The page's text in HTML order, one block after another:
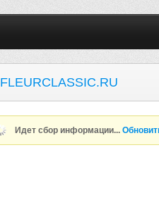
FLEURCLASSIC.RU
Идет сбор информации...